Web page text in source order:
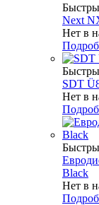
Next
Нет в
SDT
Нет в
Black
Нет в